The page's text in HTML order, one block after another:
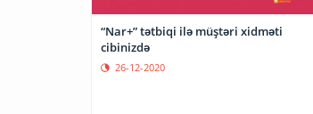
“Nar+” tətbiqi ilə müştəri xidməti
cibinizdə
26-12-2020